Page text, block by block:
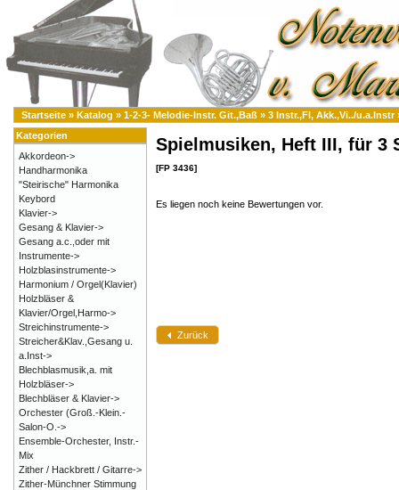
Startseite » Katalog » 1-2-3- Melodie-Instr. Git.,Baß » 3 Instr.,Fl, Akk.,Vi../u.a.Instr
Spielmusiken, Heft III, für 3
[FP 3436]
Es liegen noch keine Bewertungen vor.
Zurück
Kategorien
Akkordeon->
Handharmonika
"Steirische" Harmonika
Keybord
Klavier->
Gesang & Klavier->
Gesang a.c.,oder mit
Instrumente->
Holzblasinstrumente->
Harmonium / Orgel(Klavier)
Holzbläser &
Klavier/Orgel,Harmo->
Streichinstrumente->
Streicher&Klav.,Gesang u.
a.Inst->
Blechblasmusik,a. mit
Holzbläser->
Blechbläser & Klavier->
Orchester (Groß.-Klein.-
Salon-O.->
Ensemble-Orchester, Instr.-
Mix
Zither / Hackbrett / Gitarre->
Zither-Münchner Stimmung